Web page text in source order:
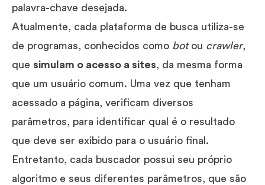
palavra-chave desejada.
Atualmente, cada plataforma de busca utiliza-se
de programas, conhecidos como botou crawler,
que simulam o acesso a sites, da mesma forma
que um usuário comum. Uma vez que tenham
acessado a página, verificam diversos
parâmetros, para identificar qual é o resultado
que deve ser exibido para o usuário final.
Entretanto, cada buscador possui seu próprio
algoritmo e seus diferentes parâmetros, que são